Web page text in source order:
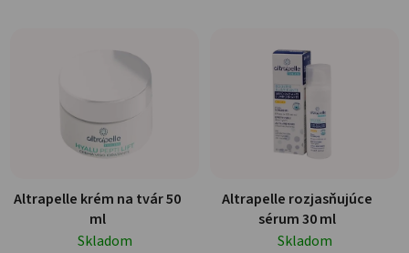
Altrapelle krém na tvár 50
ml
Skladom
Altrapelle rozjasňujúce
sérum 30 ml
Skladom